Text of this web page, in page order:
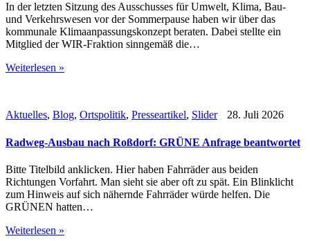
In der letzten Sitzung des Ausschusses für Umwelt, Klima, Bau-
und Verkehrswesen vor der Sommerpause haben wir über das
kommunale Klimaanpassungskonzept beraten. Dabei stellte ein
Mitglied der WIR-Fraktion sinngemäß die…
Weiterlesen »
Aktuelles, Blog, Ortspolitik, Presseartikel, Slider 28. Juli 2026
Radweg-Ausbau nach Roßdorf: GRÜNE Anfrage beantwortet
Bitte Titelbild anklicken. Hier haben Fahrräder aus beiden
Richtungen Vorfahrt. Man sieht sie aber oft zu spät. Ein Blinklicht
zum Hinweis auf sich nähernde Fahrräder würde helfen. Die
GRÜNEN hatten…
Weiterlesen »